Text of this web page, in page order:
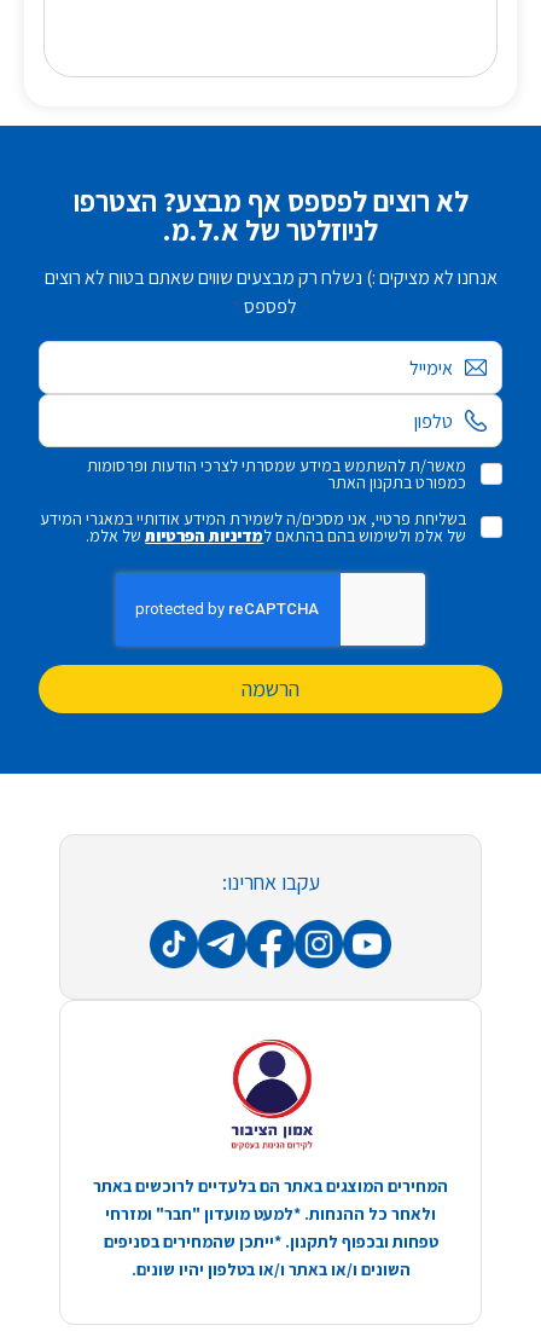
לא רוצים לפספס אף מבצע? הצטרפו
לניוזלטר של א.ל.מ.
אנחנו לא מציקים :) נשלח רק מבצעים שווים שאתם בטוח לא רוצים
לפספס
אימייל
מאשר/ת להשתמש במידע שמסרתי לצרכי הודעות ופרסומות
כמפורט בתקנון האתר
בשליחת פרטיי, אני מסכים/ה לשמירת המידע אודותיי במאגרי המידע
של אלמ ולשימוש בהם בהתאם למדיניות הפרטיותשל אלמ.
הרשמה
עקבו אחרינו:
המחירים המוצגים באתר הם בלעדיים לרוכשים באתר
ולאחר כל ההנחות. *למעט מועדון "חבר" ומזרחי
טפחות ובכפוף לתקנון. *ייתכן שהמחירים בסניפים
השונים ו/או באתר ו/או בטלפון יהיו שונים.